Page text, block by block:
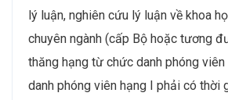
lý luận, nghiên cứu lý luận về khoa
chuyên ngành (cấp Bộ hoặc tương
thăng hạng từ chức danh phóng
danh phóng viên hạng I phải có thời